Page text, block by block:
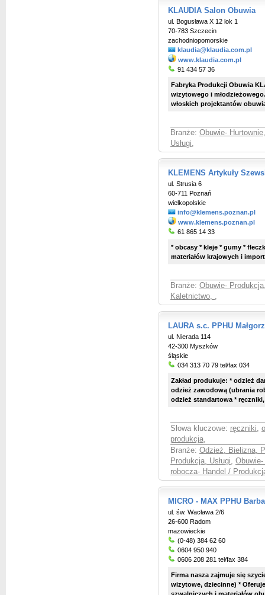
KLAUDIA Salon Obuwia
ul. Bogusława X 12 lok 1
70-783 Szczecin
zachodniopomorskie
klaudia@klaudia.com.pl
www.klaudia.com.pl
91 434 57 36
Fabryka Produkcji Obuwia
wizytowego i
włoskich projektantów
Branże: Obuwie-
Usługi,
KLEMENS Artykuły
ul. Strusia 6
60-711 Poznań
wielkopolskie
info@klemens.poznan.pl
www.klemens.poznan.pl
61 865 14 33
* obcasy * kleje * gumy *
materiałów krajowych i
Branże: Obuwie-
Kaletnictwo, ,
LAURA s.c. PPHU
ul. Nierada 114
42-300 Myszków
śląskie
034 313 70 79 tel/fax 034
Zakład produkuje: * odzież
odzież zawodową (ubrania
odzież standartowa *
Słowa kluczowe: ręczniki,
produkcja,
Branże: Odzież, Bielizna,
Produkcja, Usługi,
robocza- Handel /
MICRO - MAX PPHU
ul. św. Wacława 2/6
26-600 Radom
mazowieckie
(0-48) 384 62 60
0604 950 940
0606 208 281 tel/fax 384
Firma nasza zajmuje się
wizytowe, dziecinne) *